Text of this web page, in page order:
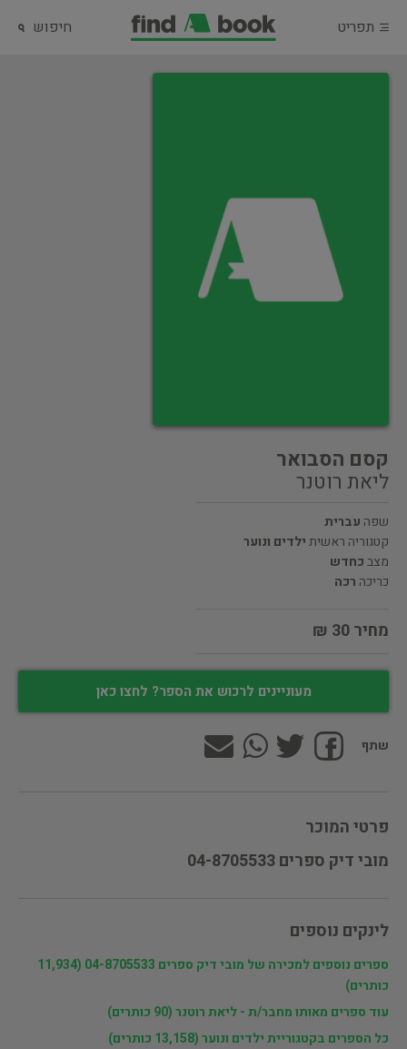
תפריט חיפוש
קסם הסבואר
ליאת רוטנר
שפה עברית
קטגוריה ראשיתילדים ונוער
מצבכחדש
כריכה רכה
מחיר 30 ₪
מעוניינים לרכוש את הספר? לחצו כאן
שתף
פרטי המוכר
מובי דיק ספרים 04-8705533
לינקים נוספים
ספרים נוספים למכירה של מובי דיק ספרים 04-8705533 (11,934
כותרים)
עוד ספרים מאותו מחבר/ת - ליאת רוטנר (90 כותרים)
כל הספרים בקטגוריית ילדים ונוער (13,158 כותרים)